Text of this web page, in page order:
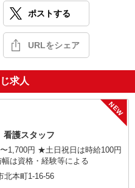
ポストする
URLをシェア
求人
NEW
護スタッフ
祝日は時給100円
は資格・経験等による
北本町1-16-56